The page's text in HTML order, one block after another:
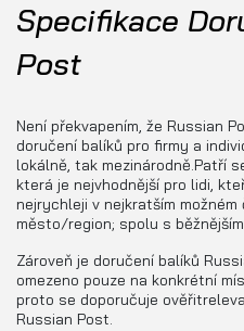
Specifikace
Post
Není překvapením, že Russian
doručení balíků pro firmy a
lokálně, tak mezinárodně.Patří
která je nejvhodnější pro lidi,
nejrychleji v nejkratším
město/region; spolu s
Zároveň je doručení balíků
omezeno pouze na konkrétní
proto se doporučuje
Russian Post.